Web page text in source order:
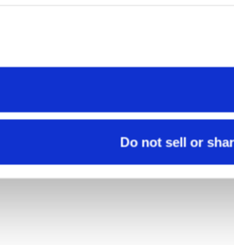
Do not sell or